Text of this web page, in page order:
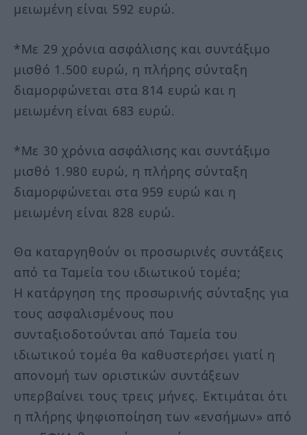
μειωμένη είναι 592 ευρώ.
*Με 29 χρόνια ασφάλισης και συντάξιμο
μισθό 1.500 ευρώ, η πλήρης σύνταξη
διαμορφώνεται στα 814 ευρώ και η
μειωμένη είναι 683 ευρώ.
*Με 30 χρόνια ασφάλισης και συντάξιμο
μισθό 1.980 ευρώ, η πλήρης σύνταξη
διαμορφώνεται στα 959 ευρώ και η
μειωμένη είναι 828 ευρώ.
Θα καταργηθούν οι προσωρινές συντάξεις
από τα Ταμεία του ιδιωτικού τομέα;
Η κατάργηση της προσωρινής σύνταξης για
τους ασφαλισμένους που
συνταξιοδοτούνται από Ταμεία του
ιδιωτικού τομέα θα καθυστερήσει γιατί η
απονομή των οριστικών συντάξεων
υπερβαίνει τους τρεις μήνες. Εκτιμάται ότι
η πλήρης ψηφιοποίηση των «ενσήμων» από